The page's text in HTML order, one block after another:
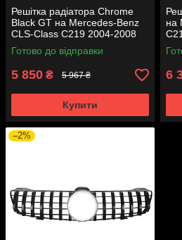
Решітка радіатора Chrome
Black GT на Mercedes-Benz
CLS-Class C219 2004-2008
року
Готово до відправки
5 850 ₴ 5 967 ₴
Купити
на
6
–2%